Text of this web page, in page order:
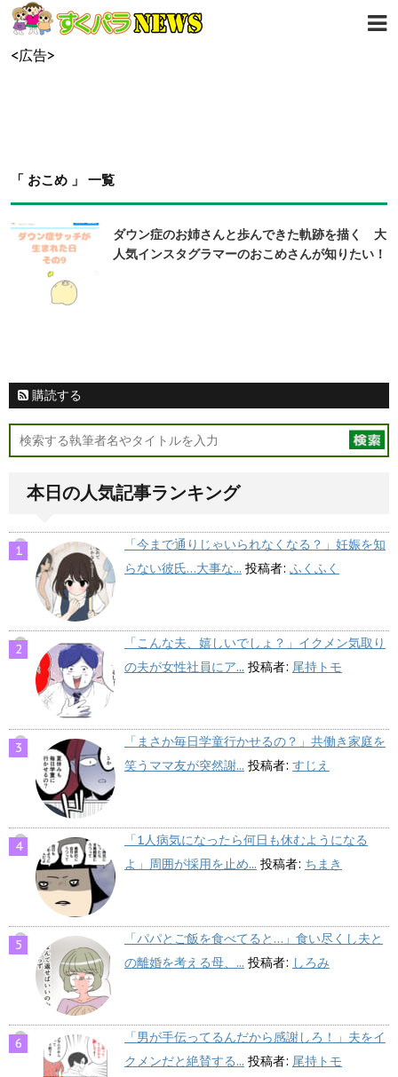
<広告>
「 おこめ 」 一覧
ダウン症のお姉さんと歩んできた軌跡を描く 大
人気インスタグラマーのおこめさんが知りたい！
購読する
本日の人気記事ランキング
「今まで通りじゃいられなくなる？」妊娠を知
らない彼氏…大事な... 投稿者: ふくふく
「こんな夫、嬉しいでしょ？」イクメン気取り
の夫が女性社員にア... 投稿者: 尾持トモ
「まさか毎日学童行かせるの？」共働き家庭を
笑うママ友が突然謝... 投稿者: すじえ
「1人病気になったら何日も休むようになる
よ」周囲が採用を止め... 投稿者: ちまき
「パパとご飯を食べてると…」食い尽くし夫と
の離婚を考える母、... 投稿者: しろみ
「男が手伝ってるんだから感謝しろ！」夫をイ
クメンだと絶賛する... 投稿者: 尾持トモ